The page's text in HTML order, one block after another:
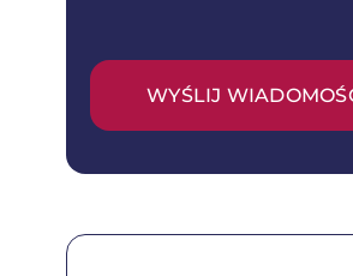
WYŚLIJ